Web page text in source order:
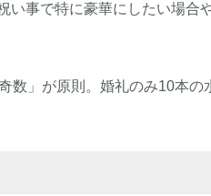
い事で特に豪華にしたい場合
数」が原則。婚礼のみ10本の